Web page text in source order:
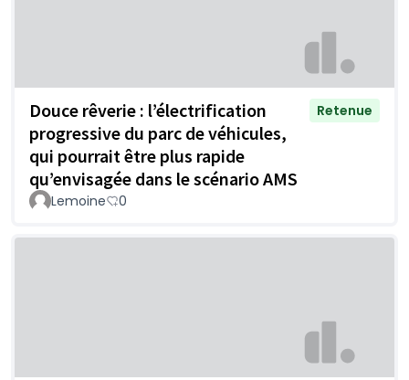
Douce rêverie : l’électrification
progressive du parc de véhicules,
qui pourrait être plus rapide
qu’envisagée dans le scénario AMS
Retenue
Lemoine 0